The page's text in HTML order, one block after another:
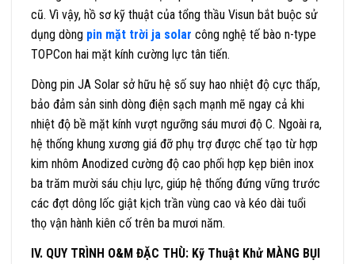
cũ. Vì vậy, hồ sơ kỹ thuật của tổng thầu Visun bắt buộc sử
dụng dòng pin mặt trời ja solar công nghệ tế bào n-type
TOPCon hai mặt kính cường lực tân tiến.
Dòng pin JA Solar sở hữu hệ số suy hao nhiệt độ cực thấp,
bảo đảm sản sinh dòng điện sạch mạnh mẽ ngay cả khi
nhiệt độ bề mặt kính vượt ngưỡng sáu mươi độ C. Ngoài ra,
hệ thống khung xương giá đỡ phụ trợ được chế tạo từ hợp
kim nhôm Anodized cường độ cao phối hợp kẹp biên inox
ba trăm mười sáu chịu lực, giúp hệ thống đứng vững trước
các đợt dông lốc giật kịch trần vùng cao và kéo dài tuổi
thọ vận hành kiên cố trên ba mươi năm.
IV. QUY TRÌNH O&M ĐẶC THÙ: Kỹ Thuật Khử MÀNG BỤI